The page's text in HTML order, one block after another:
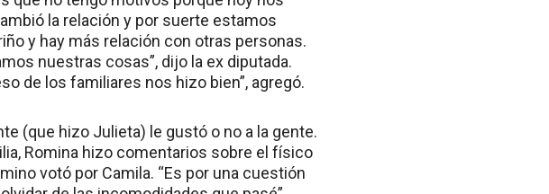
la relación y por suerte estamos
y hay más relación con otras personas.
nuestras cosas”, dijo la ex diputada.
de los familiares nos hizo bien”, agregó.
(que hizo Julieta) le gustó o no a la gente.
Romina hizo comentarios sobre el físico
votó por Camila. “Es por una cuestión